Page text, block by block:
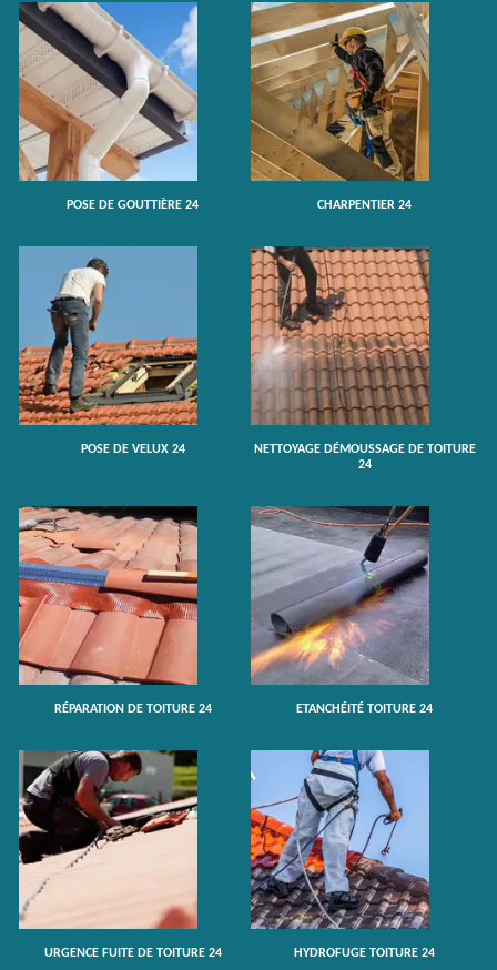
POSE DE GOUTTIÈRE 24 CHARPENTIER 24
POSE DE VELUX 24
NETTOYAGE DÉMOUSSAGE DE TOITURE
24
RÉPARATION DE TOITURE 24 ETANCHÉITÉ TOITURE 24
URGENCE FUITE DE TOITURE 24 HYDROFUGE TOITURE 24